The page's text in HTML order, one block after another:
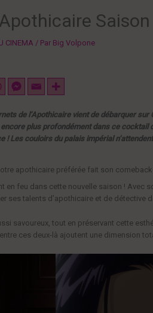
CINEMA / Par Big Volpone
de l’Apothicaire vient de débarquer
plus profondément dans ce cocktail
! Les couloirs du palais impérial
apothicaire préférée fait son comeback
en feu dans cette nouvelle saison ! Avec
ses talents d’apothicaire et de détective
savoureux, tout en préservant cette
ces deux-là ajoutent une dimension